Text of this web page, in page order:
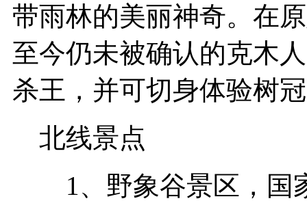
带雨林的美丽神奇。在
至今仍未被确认的克木
杀王，并可切身体验树
北线景点
1、野象谷景区，国